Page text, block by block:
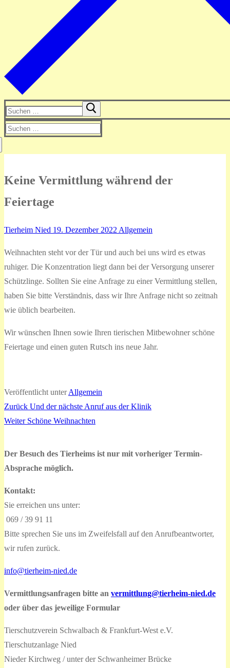
Suchen
nach:
Suchen
Keine Vermittlung während der
Feiertage
Tierheim Nied 19. Dezember 2022 Allgemein
Weihnachten steht vor der Tür und auch bei uns wird es etwas
ruhiger. Die Konzentration liegt dann bei der Versorgung unserer
Schützlinge. Sollten Sie eine Anfrage zu einer Vermittlung stellen,
haben Sie bitte Verständnis, dass wir Ihre Anfrage nicht so zeitnah
wie üblich bearbeiten.
Wir wünschen Ihnen sowie Ihren tierischen Mitbewohner schöne
Feiertage und einen guten Rutsch ins neue Jahr.
Veröffentlicht unterAllgemein
Beitragsnavigation
Zurück Vorheriger
Beitrag:
Und der nächste Anruf aus der Klinik
Weiter Nächster
Schöne Weihnachten
Der Besuch des Tierheims ist nur mit vorheriger Termin-
Absprache möglich.
Kontakt:
Sie erreichen uns unter:
069 / 39 91 11
Bitte sprechen Sie uns im Zweifelsfall auf den Anrufbeantworter,
wir rufen zurück.
info@tierheim-nied.de
Vermittlungsanfragen bitte an vermittlung@tierheim-nied.de
oder über das jeweilige Formular
Tierschutzverein Schwalbach & Frankfurt-West e.V.
Tierschutzanlage Nied
Nieder Kirchweg / unter der Schwanheimer Brücke